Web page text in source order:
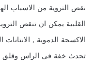
نقص التروية من الاسباب
القلبية يمكن ان تنقص
الاكسجة الدموية , الانتانات
تحدث خفة في الراس وقلق